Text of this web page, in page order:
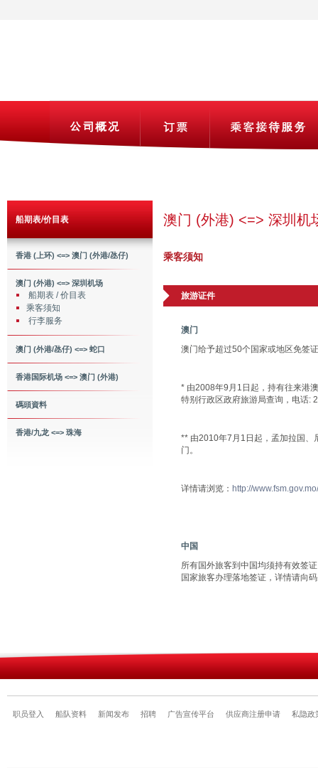
船期表/价目表
香港 (上环) <=> 澳门 (外港/氹仔)
澳门 (外港) <=> 深圳机场
船期表 / 价目表
乘客须知
行李服务
澳门 (外港/氹仔) <=> 蛇口
香港国际机场 <=> 澳门 (外港)
碼頭資料
香港/九龙 <=> 珠海
澳门 (外港) <=> 深圳机
乘客须知
旅游证件
澳门
澳门给予超过50个国家或地区免签
* 由2008年9月1日起，持有往来港
特别行政区政府旅游局查询，电话:
** 由2010年7月1日起，孟加拉国、
门。
详情请浏览： http://
中国
所有国外旅客到中国均须持有效签
国家旅客办理落地签证，详情请向
职员登入 船队资料 新闻发布 招聘 广告宣传平台 供应商注册申请 私隐政